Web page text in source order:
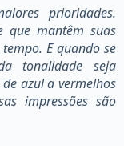
prioridades.
que mantêm suas
E quando se
tonalidade seja
azul a vermelhos
impressões são